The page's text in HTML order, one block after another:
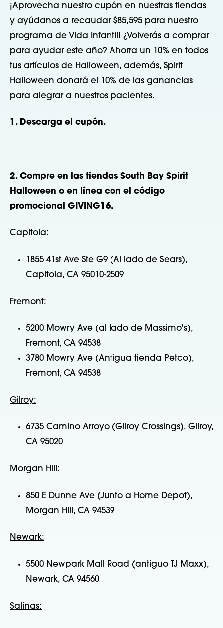
¡Aprovecha nuestro cupón en nuestras tiendas
y ayúdanos a recaudar $85,595 para nuestro
programa de Vida Infantil! ¿Volverás a comprar
para ayudar este año? Ahorra un 10% en todos
tus artículos de Halloween, además, Spirit
Halloween donará el 10% de las ganancias
para alegrar a nuestros pacientes.
1. Descarga el cupón.
2. Compre en las tiendas South Bay Spirit
Halloween o en línea con el código
promocional GIVING16.
Capitola:
1855 41st Ave Ste G9 (Al lado de Sears),
Capitola, CA 95010-2509
Fremont:
5200 Mowry Ave (al lado de Massimo's),
Fremont, CA 94538
3780 Mowry Ave (Antigua tienda Petco),
Fremont, CA 94538
Gilroy:
6735 Camino Arroyo (Gilroy Crossings), Gilroy,
CA 95020
Morgan Hill:
850 E Dunne Ave (Junto a Home Depot),
Morgan Hill, CA 94539
Newark:
5500 Newpark Mall Road (antiguo TJ Maxx),
Newark, CA 94560
Salinas: